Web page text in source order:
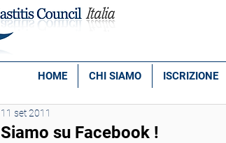
HOME CHI SIAMO ISCRIZIONE
Siamo su Facebook !
11 set 2011